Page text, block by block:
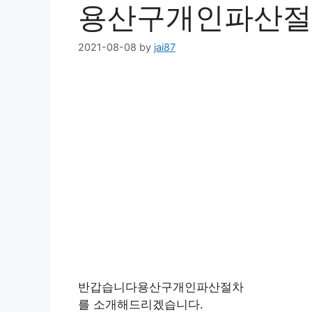
용산구개인파산
2021-08-08 by jai87
반갑습니다용산구개인파산절차
를 소개해드리겠습니다.